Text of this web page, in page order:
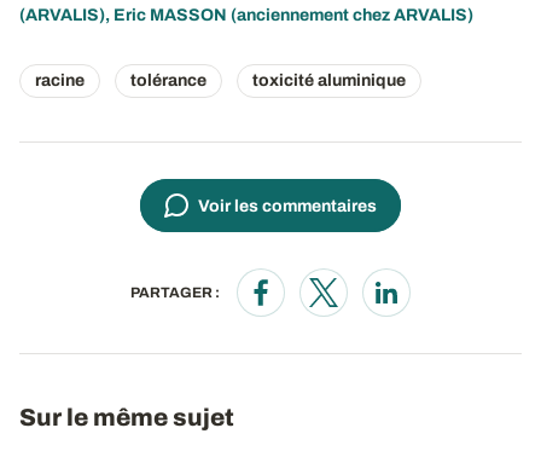
(ARVALIS), Eric MASSON (anciennement chez ARVALIS)
racine tolérance toxicité aluminique
Voir les commentaires
PARTAGER :
Opens in a new window
Opens in a new window
Opens in a new
Sur le même sujet